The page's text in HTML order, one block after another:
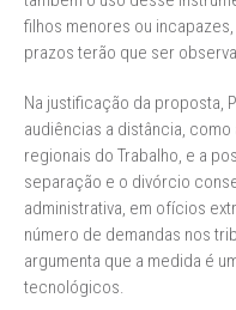
filhos menores ou
prazos terão que ser
Na justificação da proposta,
audiências a distância,
regionais do Trabalho, e a
separação e o divórcio
administrativa, em ofícios
número de demandas nos
argumenta que a medida é
tecnológicos.